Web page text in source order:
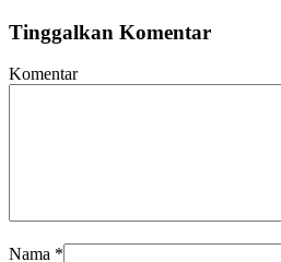
Tinggalkan Komentar
Komentar
Nama *